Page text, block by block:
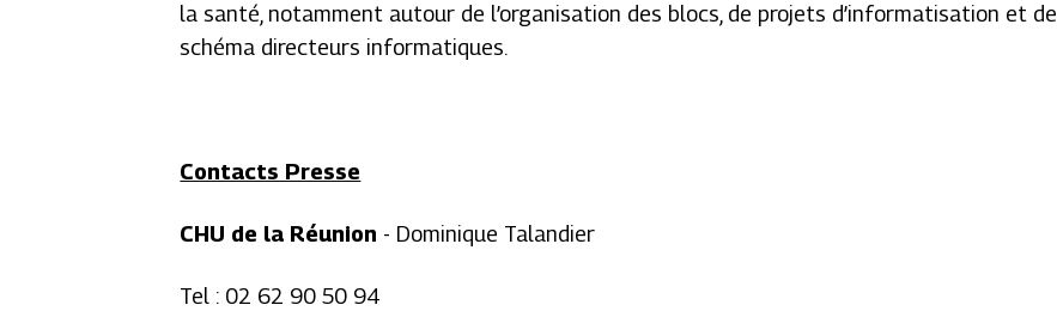
la santé, notamment autour de l’organisation des blocs, de projets d’informatisation et de
schéma directeurs informatiques.
Contacts Presse
CHU de la Réunion - Dominique Talandier
Tel : 02 62 90 50 94